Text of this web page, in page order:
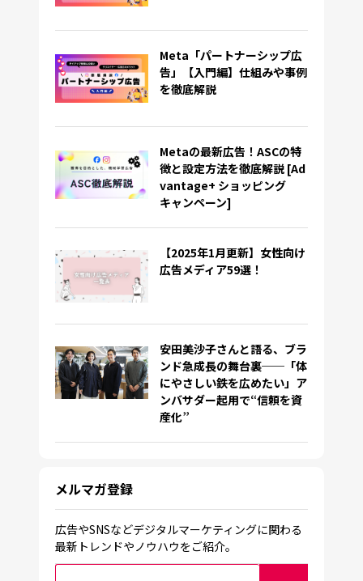
Meta「パートナーシップ広
告」【入門編】仕組みや事例
を徹底解説
Metaの最新広告！ASCの特
徴と設定方法を徹底解説 [Ad
vantage+ ショッピング
キャンペーン]
【2025年1月更新】女性向け
広告メディア59選！
安田美沙子さんと語る、ブラ
ンド急成長の舞台裏──「体
にやさしい鉄を広めたい」ア
ンバサダー起用で“信頼を資
産化”
メルマガ登録
広告やSNSなどデジタルマーケティングに関わる
最新トレンドやノウハウをご紹介。